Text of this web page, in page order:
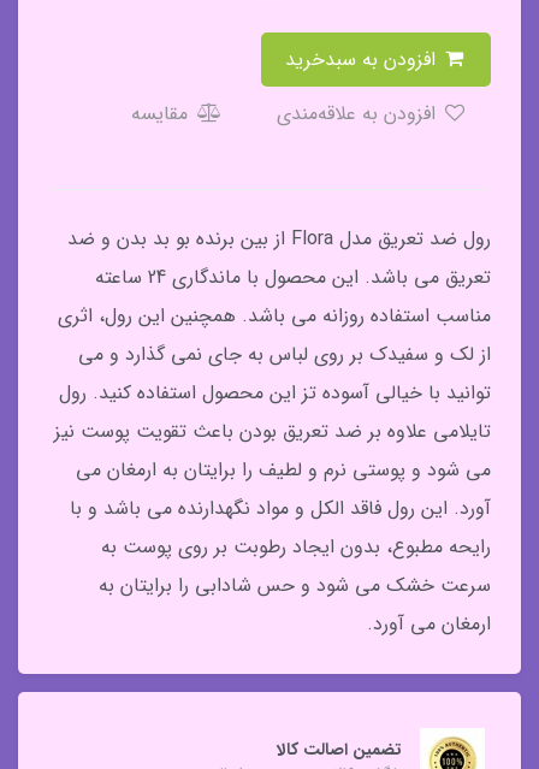
مقایسه
رول ضد تعریق مدل Flora از بین برنده بو بد بدن و ضد
تعریق می باشد. این محصول با ماندگاری 24 ساعته
مناسب استفاده روزانه می باشد. همچنین این رول، اثری
از لک و سفیدک بر روی لباس به جای نمی گذارد و می
توانید با خیالی آسوده تز این محصول استفاده کنید. رول
تایلامی علاوه بر ضد تعریق بودن باعث تقویت پوست نیز
می شود و پوستی نرم و لطیف را برایتان به ارمغان می
آورد. این رول فاقد الکل و مواد نگهدارنده می باشد و با
رایحه مطبوع، بدون ایجاد رطوبت بر روی پوست به
سرعت خشک می شود و حس شادابی را برایتان به
ارمغان می آورد.
تضمین اصالت کالا